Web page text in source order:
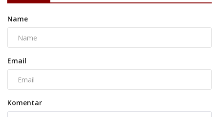
Name
Email
Komentar